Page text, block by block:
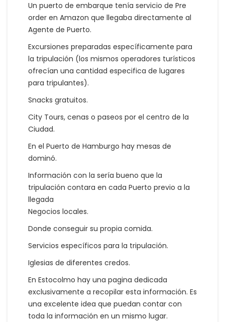
Un puerto de embarque tenía servicio de Pre
order en Amazon que llegaba directamente al
Agente de Puerto.
Excursiones preparadas específicamente para
la tripulación (los mismos operadores turísticos
ofrecían una cantidad especifica de lugares
para tripulantes).
Snacks gratuitos.
City Tours, cenas o paseos por el centro de la
Ciudad.
En el Puerto de Hamburgo hay mesas de
dominó.
Información con la sería bueno que la
tripulación contara en cada Puerto previo a la
llegada
Negocios locales.
Donde conseguir su propia comida.
Servicios específicos para la tripulación.
Iglesias de diferentes credos.
En Estocolmo hay una pagina dedicada
exclusivamente a recopilar esta información. Es
una excelente idea que puedan contar con
toda la información en un mismo lugar.